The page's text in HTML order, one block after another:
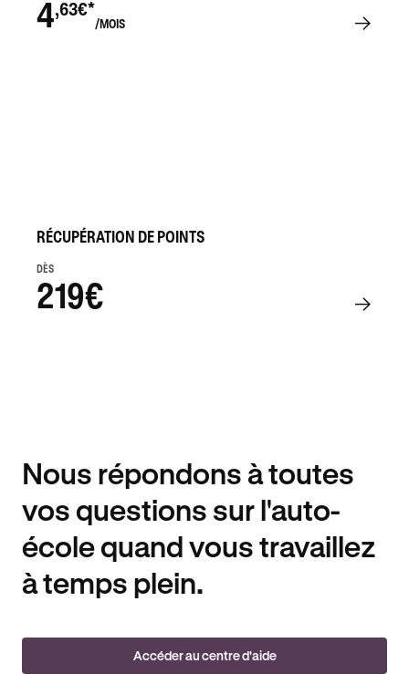
4,63€*
/MOIS
RÉCUPÉRATION DE POINTS
DÈS
219€
Nous répondons à toutes
vos questions sur l'auto-
école quand vous travaillez
à temps plein.
Accéder au centre d'aide